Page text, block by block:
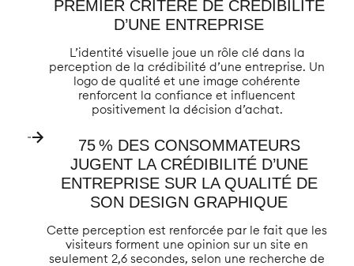
PREMIER CRITÈRE DE CRÉDIBILITÉ
D’UNE ENTREPRISE
L’identité visuelle joue un rôle clé dans la
perception de la crédibilité d’une entreprise. Un
logo de qualité et une image cohérente
renforcent la confiance et influencent
positivement la décision d’achat.
75 % DES CONSOMMATEURS
JUGENT LA CRÉDIBILITÉ D’UNE
ENTREPRISE SUR LA QUALITÉ DE
SON DESIGN GRAPHIQUE
Cette perception est renforcée par le fait que les
visiteurs forment une opinion sur un site en
seulement 2,6 secondes, selon une recherche de